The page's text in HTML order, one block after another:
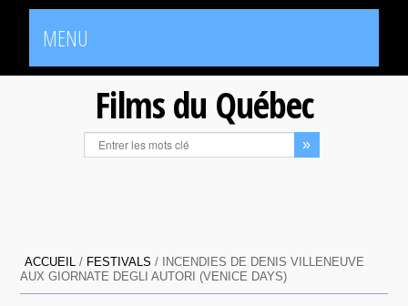
MENU
Films du Québec
ACCUEIL / FESTIVALS /
INCENDIES DE DENIS VILLENEUVE
AUX GIORNATE DEGLI AUTORI (VENICE DAYS)